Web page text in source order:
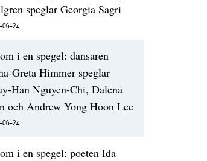
speglar Georgia Sagri
06-24
i en spegel: dansaren
Greta Himmer speglar
Han Nguyen-Chi, Dalena
och Andrew Yong Hoon Lee
06-24
i en spegel: poeten Ida